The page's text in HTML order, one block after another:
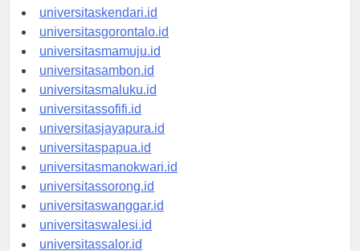
universitasmakassar.id
universitaskendari.id
universitasgorontalo.id
universitasmamuju.id
universitasambon.id
universitasmaluku.id
universitassofifi.id
universitasjayapura.id
universitaspapua.id
universitasmanokwari.id
universitassorong.id
universitaswanggar.id
universitaswalesi.id